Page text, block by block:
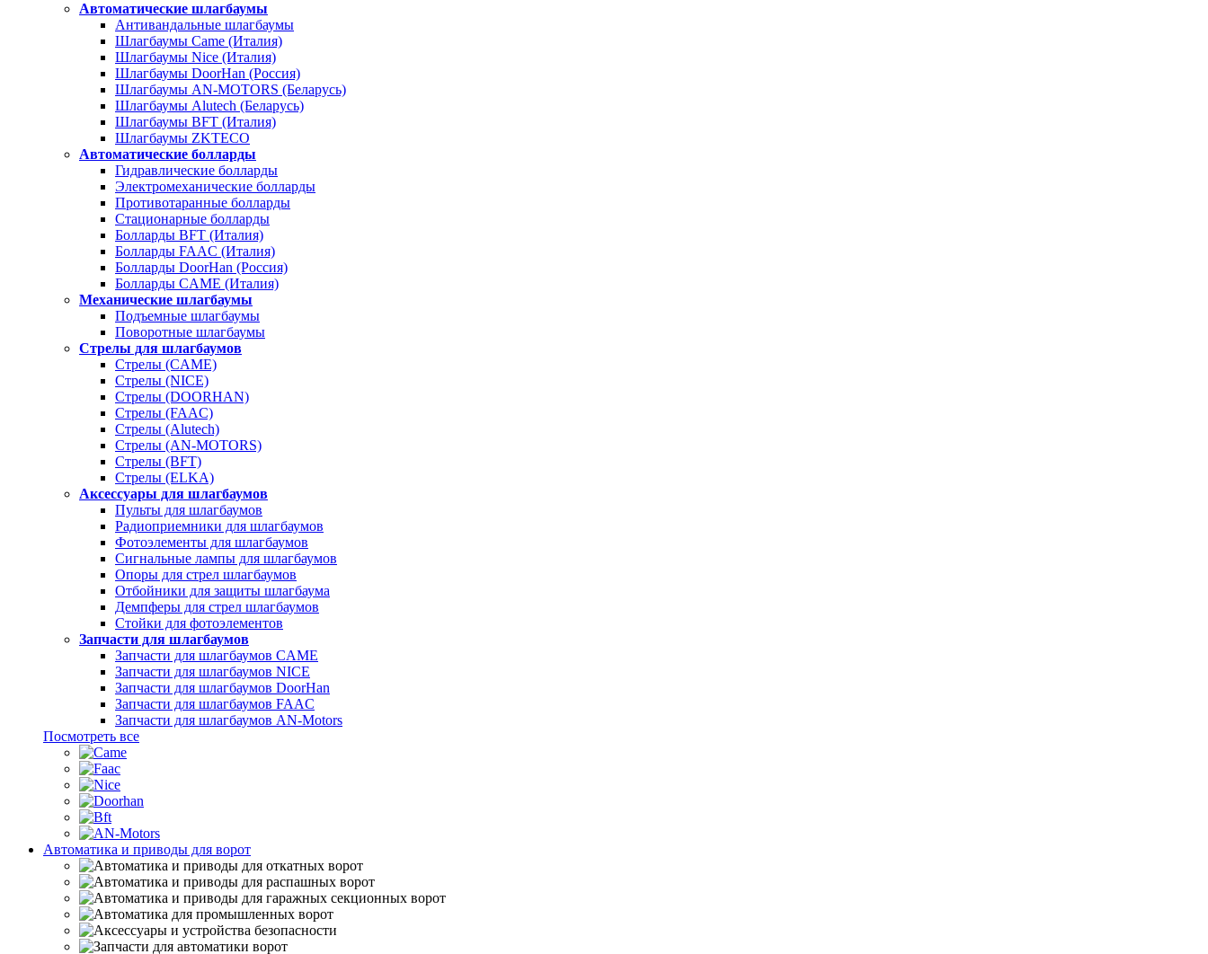
Автоматические шлагбаумы
Антивандальные шлагбаумы
Шлагбаумы Came (Италия)
Шлагбаумы Nice (Италия)
Шлагбаумы DoorHan (Россия)
Шлагбаумы AN-MOTORS (Беларусь)
Шлагбаумы Alutech (Беларусь)
Шлагбаумы BFT (Италия)
Шлагбаумы ZKTECO
Автоматические болларды
Гидравлические болларды
Электромеханические болларды
Противотаранные болларды
Стационарные болларды
Болларды BFT (Италия)
Болларды FAAC (Италия)
Болларды DoorHan (Россия)
Болларды CAME (Италия)
Механические шлагбаумы
Подъемные шлагбаумы
Поворотные шлагбаумы
Стрелы для шлагбаумов
Стрелы (CAME)
Стрелы (NICE)
Стрелы (DOORHAN)
Стрелы (FAAC)
Стрелы (Alutech)
Стрелы (AN-MOTORS)
Стрелы (BFT)
Стрелы (ELKA)
Аксессуары для шлагбаумов
Пульты для шлагбаумов
Радиоприемники для шлагбаумов
Фотоэлементы для шлагбаумов
Сигнальные лампы для шлагбаумов
Опоры для стрел шлагбаумов
Отбойники для защиты шлагбаума
Демпферы для стрел шлагбаумов
Стойки для фотоэлементов
Запчасти для шлагбаумов
Запчасти для шлагбаумов CAME
Запчасти для шлагбаумов NICE
Запчасти для шлагбаумов DoorHan
Запчасти для шлагбаумов FAAC
Запчасти для шлагбаумов AN-Motors
Посмотреть все
Автоматика и приводы для ворот